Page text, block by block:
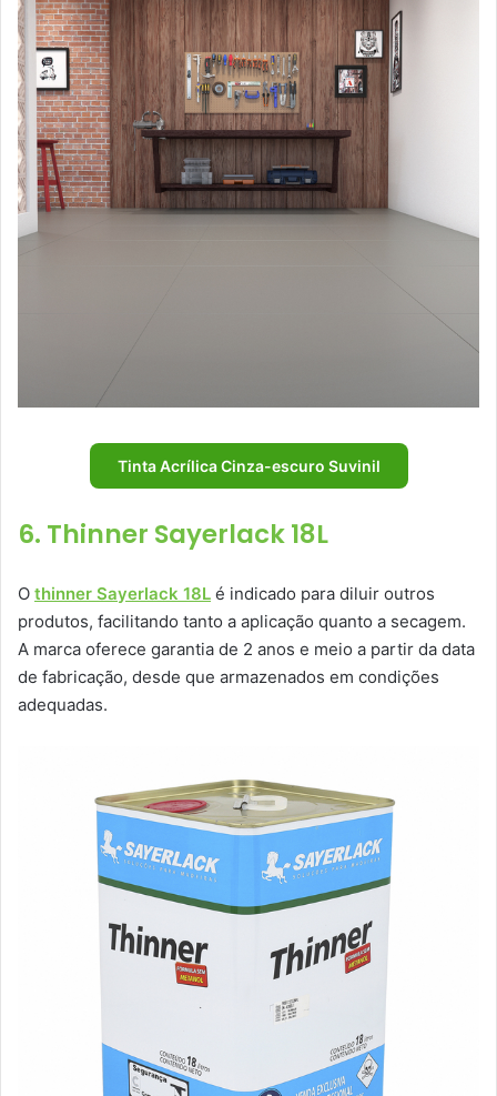
Tinta Acrílica Cinza-escuro Suvinil
6. Thinner Sayerlack 18L
O thinner Sayerlack 18L é indicado para diluir outros
produtos, facilitando tanto a aplicação quanto a secagem.
A marca oferece garantia de 2 anos e meio a partir da data
de fabricação, desde que armazenados em condições
adequadas.